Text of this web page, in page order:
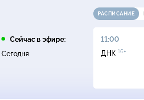
Сейчас в эфире:
Сегодня
РАСПИСАНИЕ
10:25
ЧП
11:00
ДНК 16+